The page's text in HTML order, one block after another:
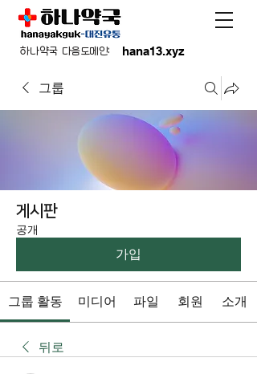
hana13.xyz
하나약국 다음도메인:
그룹
게시판
공개
가입
그룹 활동 미디어 파일 회원 소개
뒤로